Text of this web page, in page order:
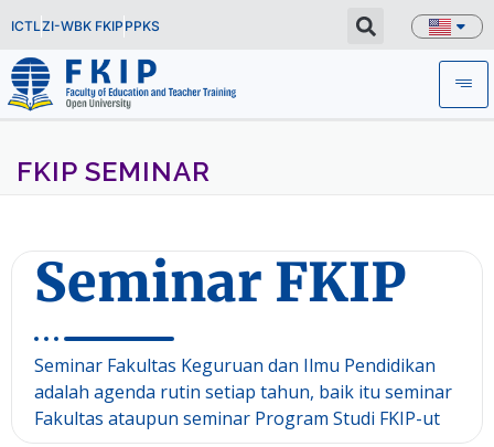
ICTLZI-WBK FKIP PPKS
FKIP SEMINAR
Seminar FKIP
Seminar Fakultas Keguruan dan Ilmu Pendidikan
adalah agenda rutin setiap tahun, baik itu seminar
Fakultas ataupun seminar Program Studi FKIP-ut